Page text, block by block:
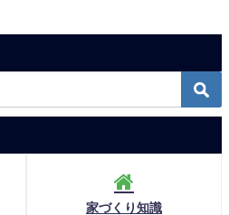
家づくり知識